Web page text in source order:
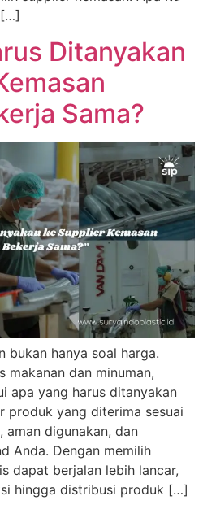
[…]
Ditanyakan
Sama?
bukan hanya soal harga.
makanan dan minuman,
apa yang harus ditanyakan
produk yang diterima sesuai
aman digunakan, dan
Anda. Dengan memilih
dapat berjalan lebih lancar,
hingga distribusi produk […]